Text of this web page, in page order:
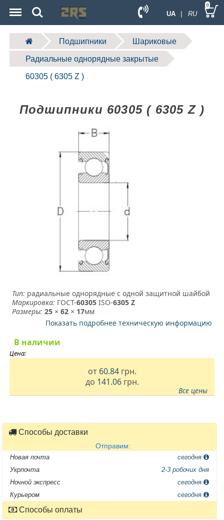
UA | RU
Search 0
Подшипники Шариковые
Радиальные однорядные закрытые
60305 ( 6305 Z )
Подшипники 60305 ( 6305 Z )
Тип: радиальные однорядные с одной защитной шайбой
Маркировка: ГОСТ-60305 ­ ISO-6305 Z
Размеры: 25 ×62 × 17мм
Показать подробнее техническую информацию
В наличии
Цена:
от 60.84грн.
до 141.06 грн.
Все цены
Способы доставки
Отправим:
Новая почта
сегодня
Укрпочта
2-3 робочих дня
Ночной экспресс
сегодня
Курьером
сегодня
Способы оплаты